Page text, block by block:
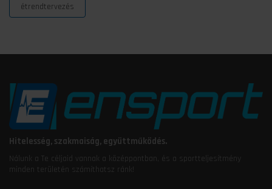
étrendtervezés
Hitelesség, szakmaiság, együttműködés.
Nálunk a Te céljaid vannak a középpontban, és a sportteljesítmény
minden területén számíthatsz ránk!